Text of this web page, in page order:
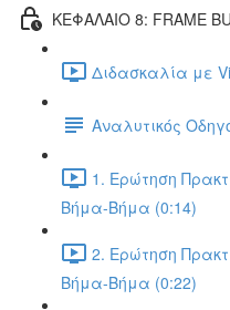
ΚΕΦΑΛΑΙΟ 8: FRAME
Διδασκαλία με
Αναλυτικός
1. Ερώτηση
Βήμα-Βήμα (0:14)
2. Ερώτηση
Βήμα-Βήμα (0:22)